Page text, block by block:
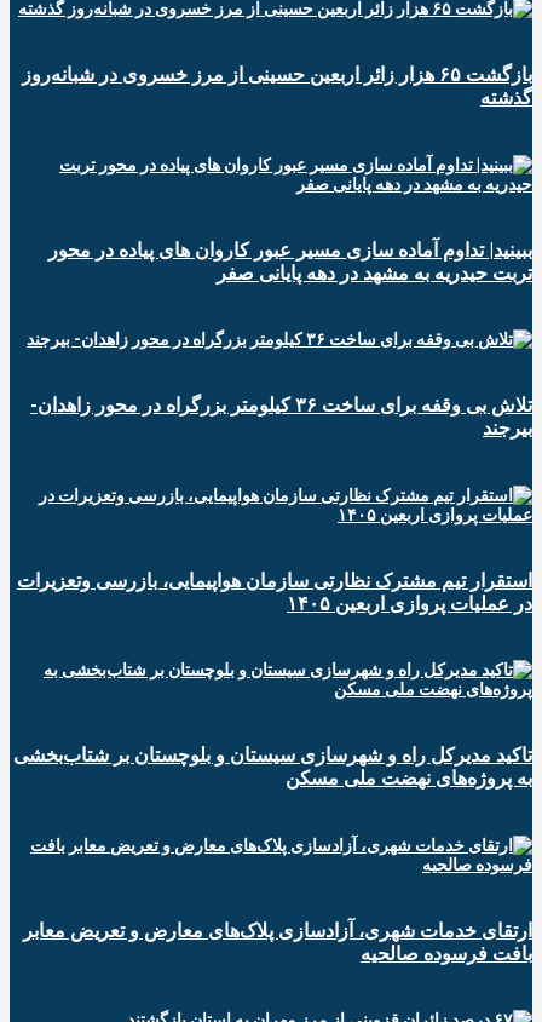
️بازگشت ۶۵ هزار زائر اربعین حسینی از مرز خسروی در شبانه‌روز
گذشته
ببینید| تداوم آماده سازی مسیر عبور کاروان های پیاده در محور
تربت حیدریه به مشهد در دهه پایانی صفر
تلاش بی وقفه برای ساخت ۳۶ کیلومتر بزرگراه در محور زاهدان-
بیرجند
استقرار تیم مشترک نظارتی سازمان هواپیمایی، بازرسی وتعزیرات
در عملیات پروازی اربعین ۱۴۰۵
تاکید مدیرکل راه و شهرسازی سیستان و بلوچستان بر شتاب‌بخشی
به پروژه‌های نهضت ملی مسکن
ارتقای خدمات شهری، آزادسازی پلاک‌های معارض و تعریض معابر
بافت فرسوده صالحیه